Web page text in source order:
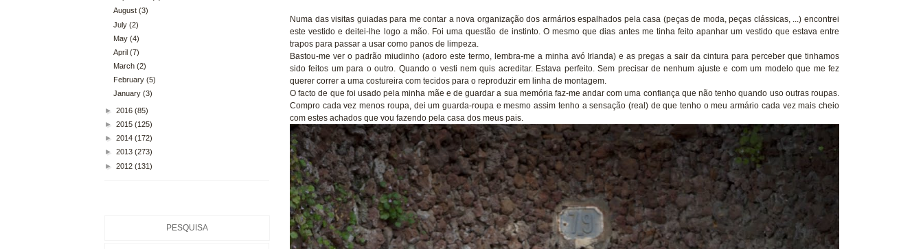
Numa das visitas guiadas para me contar a nova organização dos armários espalhados pela casa (peças de moda, peças clássicas, ...) encontrei
este vestido e deitei-lhe logo a mão. Foi uma questão de instinto. O mesmo que dias antes me tinha feito apanhar um vestido que estava entre
trapos para passar a usar como panos de limpeza.
Bastou-me ver o padrão miudinho (adoro este termo, lembra-me a minha avó Irlanda) e as pregas a sair da cintura para perceber que tinhamos
sido feitos um para o outro. Quando o vesti nem quis acreditar. Estava perfeito. Sem precisar de nenhum ajuste e com um modelo que me fez
querer correr a uma costureira com tecidos para o reproduzir em linha de montagem.
O facto de que foi usado pela minha mãe e de guardar a sua memória faz-me andar com uma confiança que não tenho quando uso outras roupas.
Compro cada vez menos roupa, dei um guarda-roupa e mesmo assim tenho a sensação (real) de que tenho o meu armário cada vez mais cheio
com estes achados que vou fazendo pela casa dos meus pais.
August (3)
July (2)
May (4)
April (7)
March (2)
February (5)
January (3)
► 2016 (85)
► 2015 (125)
► 2014 (172)
► 2013 (273)
► 2012 (131)